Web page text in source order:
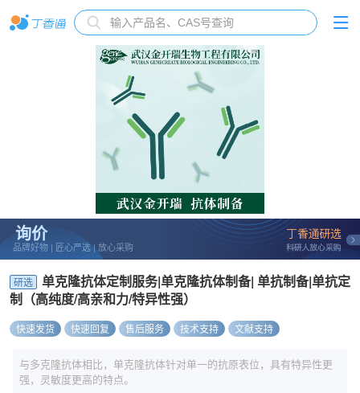
询价
品牌好物 | 匠心严选 | 放心采购
研选
单克隆抗体定制服务|单克隆抗体制备| 单抗制备|单抗定
制（高纯度/高亲和力/特异性强）
快速发货 快速回复 售后服务 技术支持 文献支持
与多克隆抗体相比，单克隆抗体针对单一的抗原表位，具有特异性更
强，灵敏度更高的特点。